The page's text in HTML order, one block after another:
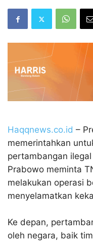
Haqqnews.co.id –
memerintahkan
pertambangan
Prabowo meminta
melakukan operasi
menyelamatkan
Ke depan,
oleh negara, baik